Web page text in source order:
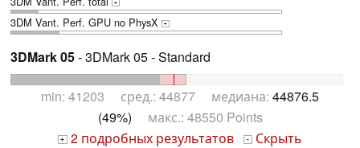
+
3DM Vant. Perf. GPU no PhysX +
3DMark 05- 3DMark 05 - Standard
min: 41203 сред.: 44877 медиана: 44876.5
(49%) макс.: 48550 Points
+ 2 подробных результатов - Скрыть